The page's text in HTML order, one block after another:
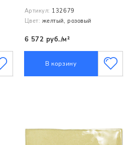
Артикул: 132679
Цвет: желтый, розовый
6 572 руб./м²
В корзину